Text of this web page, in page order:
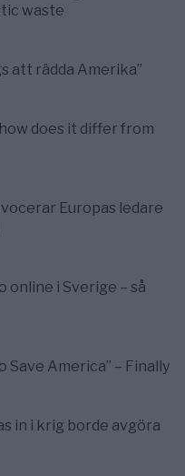
waste
att rädda Amerika”
does it differ from
Europas ledare
online i Sverige – så
Save America” – Finally
in i krig borde avgöra